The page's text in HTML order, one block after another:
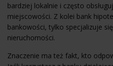
bardziej lokalnie i często
miejscowości. Z kolei bank
bankowości, tylko specjalizuje
nieruchomości.
Znaczenie ma też fakt, kto